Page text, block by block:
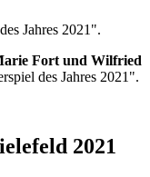
Jahres 2021".
Fort und Wilfried
des Jahres 2021".
2021